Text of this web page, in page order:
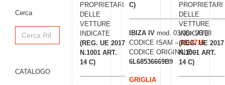
PROPRIETARI
DELLE
VETTURE
INDICATE
(REG. UE 2017
N.1001 ART.
14 C)
C)
IBIZA IV mod. 03/06> 05/08
CODICE ISAM –2112716
CODICE ORIGINALE –
6L68536669B9
GRIGLIA
PROPRIETARI
DELLE
VETTURE
INDICATE
(REG. UE 2017
N.1001 ART.
14 C)
Cerca
Search
for:
CATALOGO